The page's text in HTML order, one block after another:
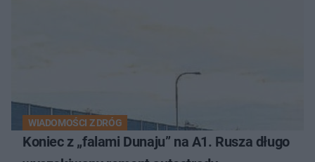
WIADOMOŚCI Z DRÓG
Koniec z „falami Dunaju” na A1. Rusza długo